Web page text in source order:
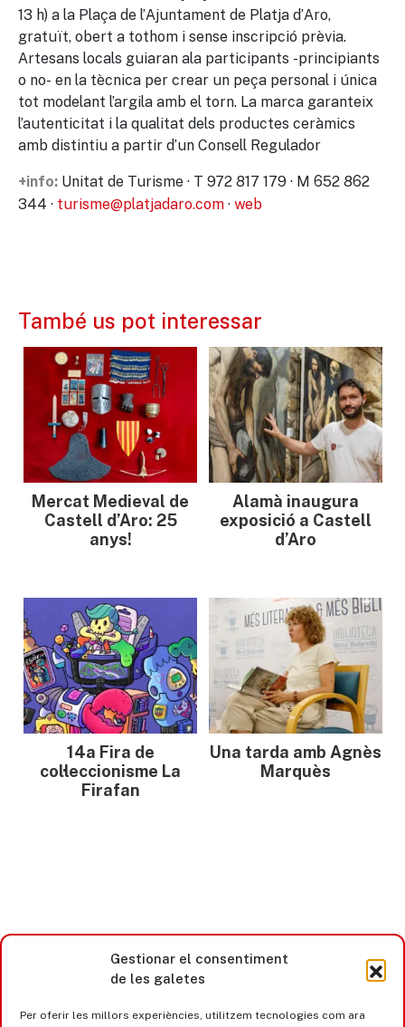
Gestionar el consentiment
de les galetes
Per oferir les millors experiències, utilitzem tecnologies com ara
13 h) a la Plaça de l’Ajuntament de Platja d’Aro,
gratuït, obert a tothom i sense inscripció prèvia.
Artesans locals guiaran ala participants -principiants
o no- en la tècnica per crear un peça personal i única
tot modelant l’argila amb el torn. La marca garanteix
l’autenticitat i la qualitat dels productes ceràmics
amb distintiu a partir d’un Consell Regulador
+info: Unitat de Turisme · T 972 817 179 · M 652 862
344 · turisme@platjadaro.com · web
També us pot interessar
Mercat Medieval de
Castell d’Aro: 25
anys!
Alamà inaugura
exposició a Castell
d’Aro
14a Fira de
col·leccionisme La
Firafan
Una tarda amb Agnès
Marquès